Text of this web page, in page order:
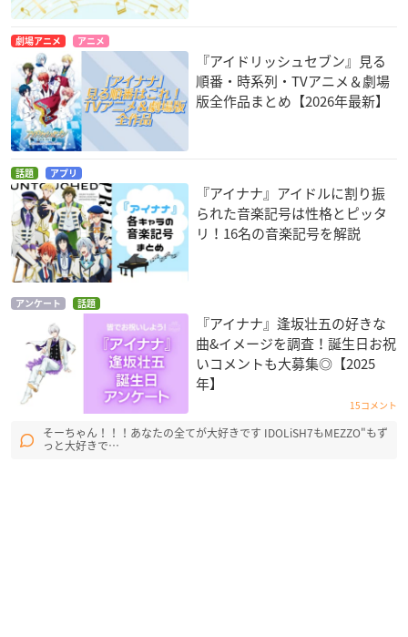
劇場アニメ アニメ
『アイドリッシュセブン』見る
順番・時系列・TVアニメ＆劇場
版全作品まとめ【2026年最新】
話題 アプリ
『アイナナ』アイドルに割り振
られた音楽記号は性格とピッタ
リ！16名の音楽記号を解説
アンケート 話題
『アイナナ』逢坂壮五の好きな
曲&イメージを調査！誕生日お祝
いコメントも大募集◎【2025
年】
15コメント
そーちゃん！！！あなたの全てが大好きです IDOLiSH7もMEZZO"もず
っと大好きで…